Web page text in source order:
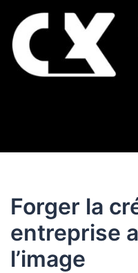
Forger la
entreprise
l’image